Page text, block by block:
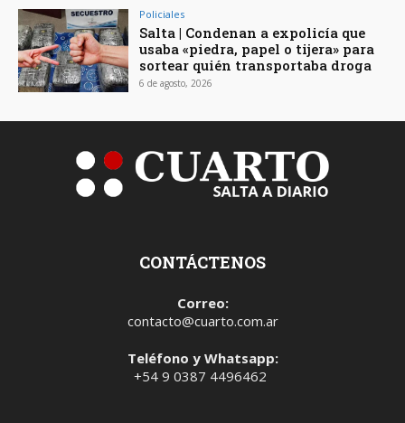
Policiales
Salta | Condenan a expolicía que
usaba «piedra, papel o tijera» para
sortear quién transportaba droga
6 de agosto, 2026
CONTÁCTENOS
Correo:
contacto@cuarto.com.ar
Teléfono y Whatsapp:
+54 9 0387 4496462